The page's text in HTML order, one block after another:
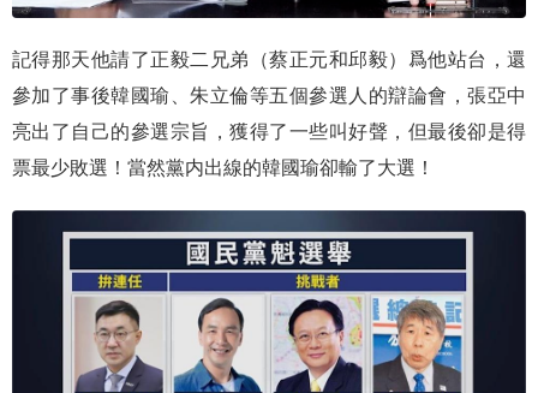
記得那天他請了正毅二兄弟（蔡正元和邱毅）爲他站台，還
參加了事後韓國瑜、朱立倫等五個參選人的辯論會，張亞中
亮出了自己的參選宗旨，獲得了一些叫好聲，但最後卻是得
票最少敗選！當然黨内出線的韓國瑜卻輸了大選！